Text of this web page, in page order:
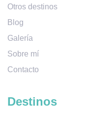
Otros destinos
Blog
Galería
Sobre mí
Contacto
Destinos